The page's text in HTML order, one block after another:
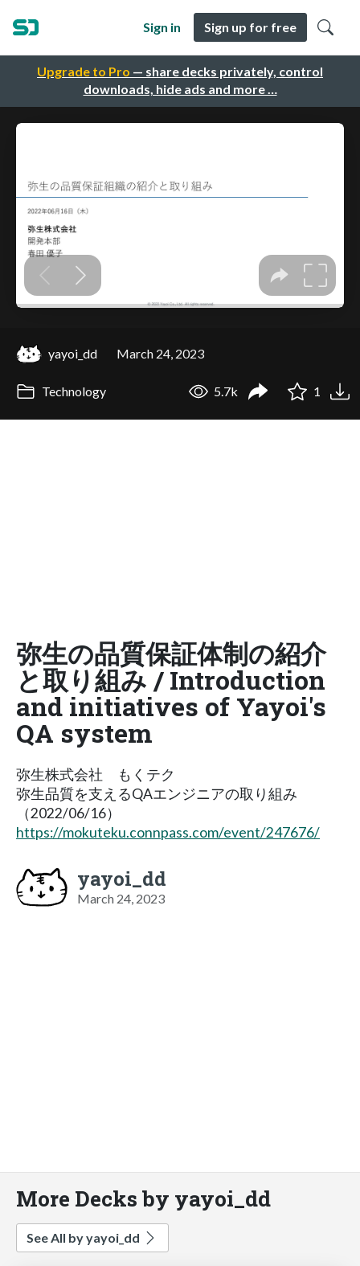
Upgrade to Pro — share decks privately, control
downloads, hide ads and more …
Sign in Sign up for free
yayoi_dd March 24, 2023
Technology 5.7k 1
弥生の品質保証体制の紹介
と取り組み / Introduction
and initiatives of Yayoi's
QA system
弥生株式会社 もくテク
弥生品質を支えるQAエンジニアの取り組み
（2022/06/16）
https://mokuteku.connpass.com/event/247676/
yayoi_dd
March 24, 2023
More Decks by yayoi_dd
See All by yayoi_dd